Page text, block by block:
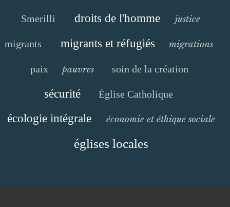
Smerilli droits de l'homme justice
migrants migrants et réfugiés migrations
paix pauvres soin de la création
sécurité Église Catholique
écologie intégrale économie et éthique sociale
églises locales